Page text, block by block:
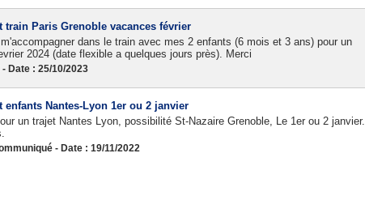
train Paris Grenoble vacances février
dans le train avec mes 2 enfants (6 mois et 3 ans) pour un
2024 (date flexible a quelques jours près). Merci
Date : 25/10/2023
enfants Nantes-Lyon 1er ou 2 janvier
un trajet Nantes Lyon, possibilité St-Nazaire Grenoble, Le 1er ou 2 janvier.
- Date : 19/11/2022